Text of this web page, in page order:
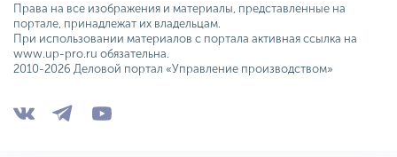
Права на все изображения и материалы, представленные на
портале, принадлежат их владельцам.
При использовании материалов с портала активная ссылка на
www.up-pro.ru обязательна.
2010-2026 Деловой портал «Управление производством»